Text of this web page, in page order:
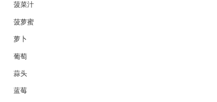
菠菜汁
菠萝蜜
萝卜
葡萄
蒜头
蓝莓